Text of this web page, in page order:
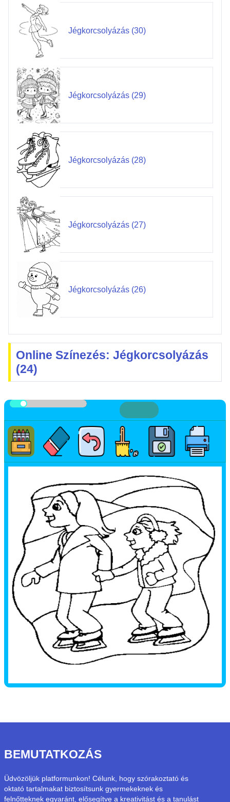
Jégkorcsolyázás (30)
Jégkorcsolyázás (29)
Jégkorcsolyázás (28)
Jégkorcsolyázás (27)
Jégkorcsolyázás (26)
Online Színezés: Jégkorcsolyázás
(24)
BEMUTATKOZÁS
Üdvözöljük platformunkon! Célunk, hogy szórakoztató és
oktató tartalmakat biztosítsunk gyermekeknek és
felnőtteknek egyaránt, elősegítve a kreativitást és a tanulást